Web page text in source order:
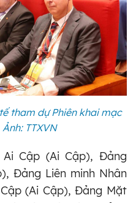
tham dự Phiên khai mạc
TTXVN
Cập (Ai Cập), Đảng
Đảng Liên minh Nhân
(Ai Cập), Đảng Mặt